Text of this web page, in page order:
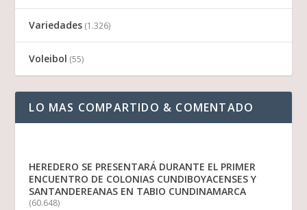
Variedades (1.326)
Voleibol (55)
LO MAS COMPARTIDO & COMENTADO
HEREDERO SE PRESENTARÁ DURANTE EL PRIMER
ENCUENTRO DE COLONIAS CUNDIBOYACENSES Y
SANTANDEREANAS EN TABIO CUNDINAMARCA
(60.648)